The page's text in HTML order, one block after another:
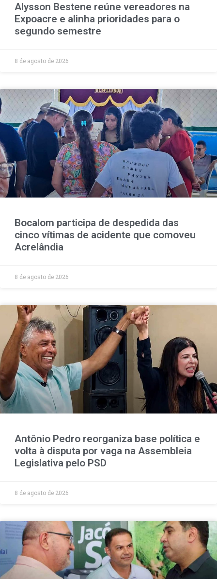
Alysson Bestene reúne vereadores na
Expoacre e alinha prioridades para o
segundo semestre
8 de agosto de 2026
Bocalom participa de despedida das
cinco vítimas de acidente que comoveu
Acrelândia
8 de agosto de 2026
Antônio Pedro reorganiza base política e
volta à disputa por vaga na Assembleia
Legislativa pelo PSD
8 de agosto de 2026